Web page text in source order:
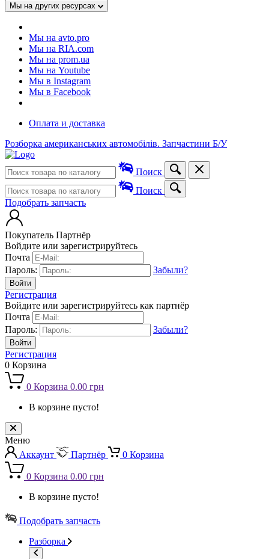
Мы на других ресурсах
Мы на avto.pro
Мы на RIA.com
Мы на prom.ua
Мы на Youtube
Мы в Instagram
Мы в Facebook
Оплата и доставка
Розборка американських автомобілів. Запчастини Б/У
Поиск
Поиск
Подобрать запчасть
Покупатель Партнёр
Войдите или зарегистрируйтесь
Почта
Пароль:
Забыли?
Регистрация
Войдите или зарегистрируйтесь как партнёр
Почта
Пароль:
Забыли?
Регистрация
0 Корзина
0 Корзина 0.00 грн
В корзине пусто!
Меню
Аккаунт
Партнёр 0 Корзина
0 Корзина 0.00 грн
В корзине пусто!
Подобрать запчасть
Разборка